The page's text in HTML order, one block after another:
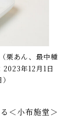
栗あん、最中種
年12月1日
＜小布施堂＞